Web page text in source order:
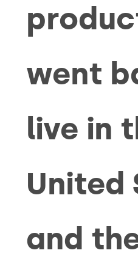
went
live in
United
and